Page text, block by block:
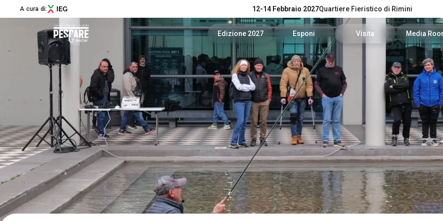
A cura di: 12-14 Febbraio 2027Quartiere Fieristico di Rimini
Edizione 2027
Catalogo Espositori 2026
News
Experience
Esponi
Info utili per esporre
Richiedi un preventivo
Area Riservata Espositori
Visibilità
Visita
Date, orari e biglietti
Richiedi Info
Area Riservata Visitatori
Come arrivare
Rimini Hotel e informazioni
Media
News e
Per
Servizi
Area
Info e
Menù
Pescare Show
Edizione 2027
News
Masters & Makers
Partner
Aree Speciali
Experience
Education
Social Media Village